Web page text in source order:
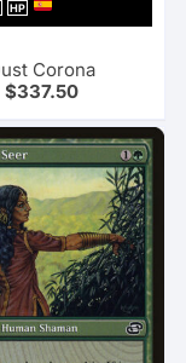
HP
Corona
$337.50